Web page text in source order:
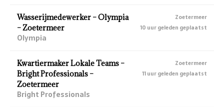
Wasserijmedewerker – Olympia
– Zoetermeer
Olympia
Zoetermeer
10 uur geleden geplaatst
Kwartiermaker Lokale Teams –
Bright Professionals –
Zoetermeer
Bright Professionals
Zoetermeer
11 uur geleden geplaatst